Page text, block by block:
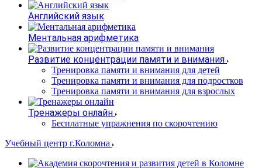
Английский язык
Ментальная арифметика
Развитие концентрации памяти и внимания
Тренировка памяти и внимания для детей
Тренировка памяти и внимания для подростков
Тренировка памяти и внимания для взрослых
Тренажеры онлайн
Бесплатные упражнения по скорочтению
Учебный центр г.Коломна